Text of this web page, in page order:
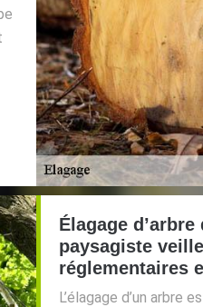
Élagage
paysagiste
réglementaires
L’élagage d’un arbre